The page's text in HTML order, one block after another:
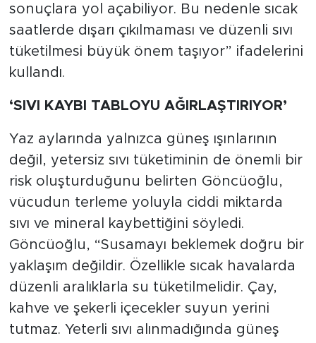
sonuçlara yol açabiliyor. Bu nedenle sıcak
saatlerde dışarı çıkılmaması ve düzenli sıvı
tüketilmesi büyük önem taşıyor” ifadelerini
kullandı.
‘SIVI KAYBI TABLOYU AĞIRLAŞTIRIYOR’
Yaz aylarında yalnızca güneş ışınlarının
değil, yetersiz sıvı tüketiminin de önemli bir
risk oluşturduğunu belirten Göncüoğlu,
vücudun terleme yoluyla ciddi miktarda
sıvı ve mineral kaybettiğini söyledi.
Göncüoğlu, “Susamayı beklemek doğru bir
yaklaşım değildir. Özellikle sıcak havalarda
düzenli aralıklarla su tüketilmelidir. Çay,
kahve ve şekerli içecekler suyun yerini
tutmaz. Yeterli sıvı alınmadığında güneş